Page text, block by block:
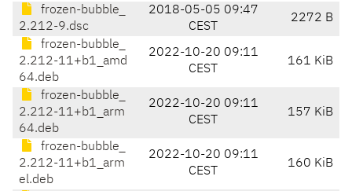
frozen-bubble_
2.212-9.dsc
2018-05-05 09:47
CEST
2272 B
frozen-bubble_
2.212-11+b1_amd
64.deb
2022-10-20 09:11
CEST
161 KiB
frozen-bubble_
2.212-11+b1_arm
64.deb
2022-10-20 09:11
CEST
157 KiB
frozen-bubble_
2.212-11+b1_arm
el.deb
2022-10-20 09:11
CEST
160 KiB